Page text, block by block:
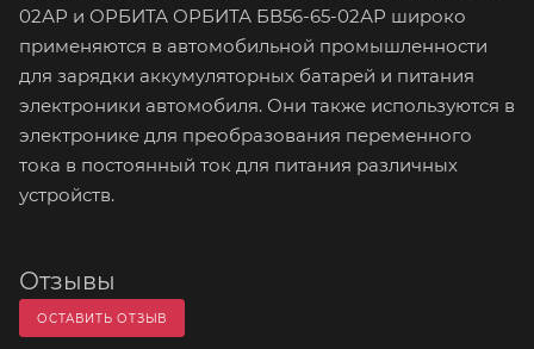
02АР и ОРБИТА ОРБИТА БВ56-65-02АР широко
применяются в автомобильной промышленности
для зарядки аккумуляторных батарей и питания
электроники автомобиля. Они также используются в
электронике для преобразования переменного
тока в постоянный ток для питания различных
устройств.
Отзывы
ОСТАВИТЬ ОТЗЫВ